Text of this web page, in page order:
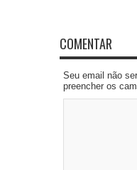
COMENTAR
Seu email não
preencher os